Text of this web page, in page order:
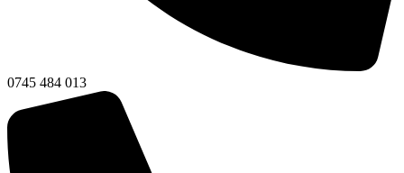
0745 484 013